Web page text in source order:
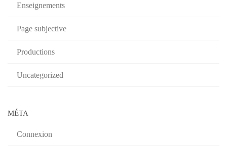
Enseignements
Page subjective
Productions
Uncategorized
MÉTA
Connexion